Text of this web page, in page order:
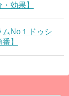
効果】
ムNo１ドゥシ
】